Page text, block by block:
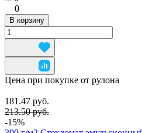
0
В корзину
Цена при покупке от рулона
181.47 руб.
213.50 руб.
-15%